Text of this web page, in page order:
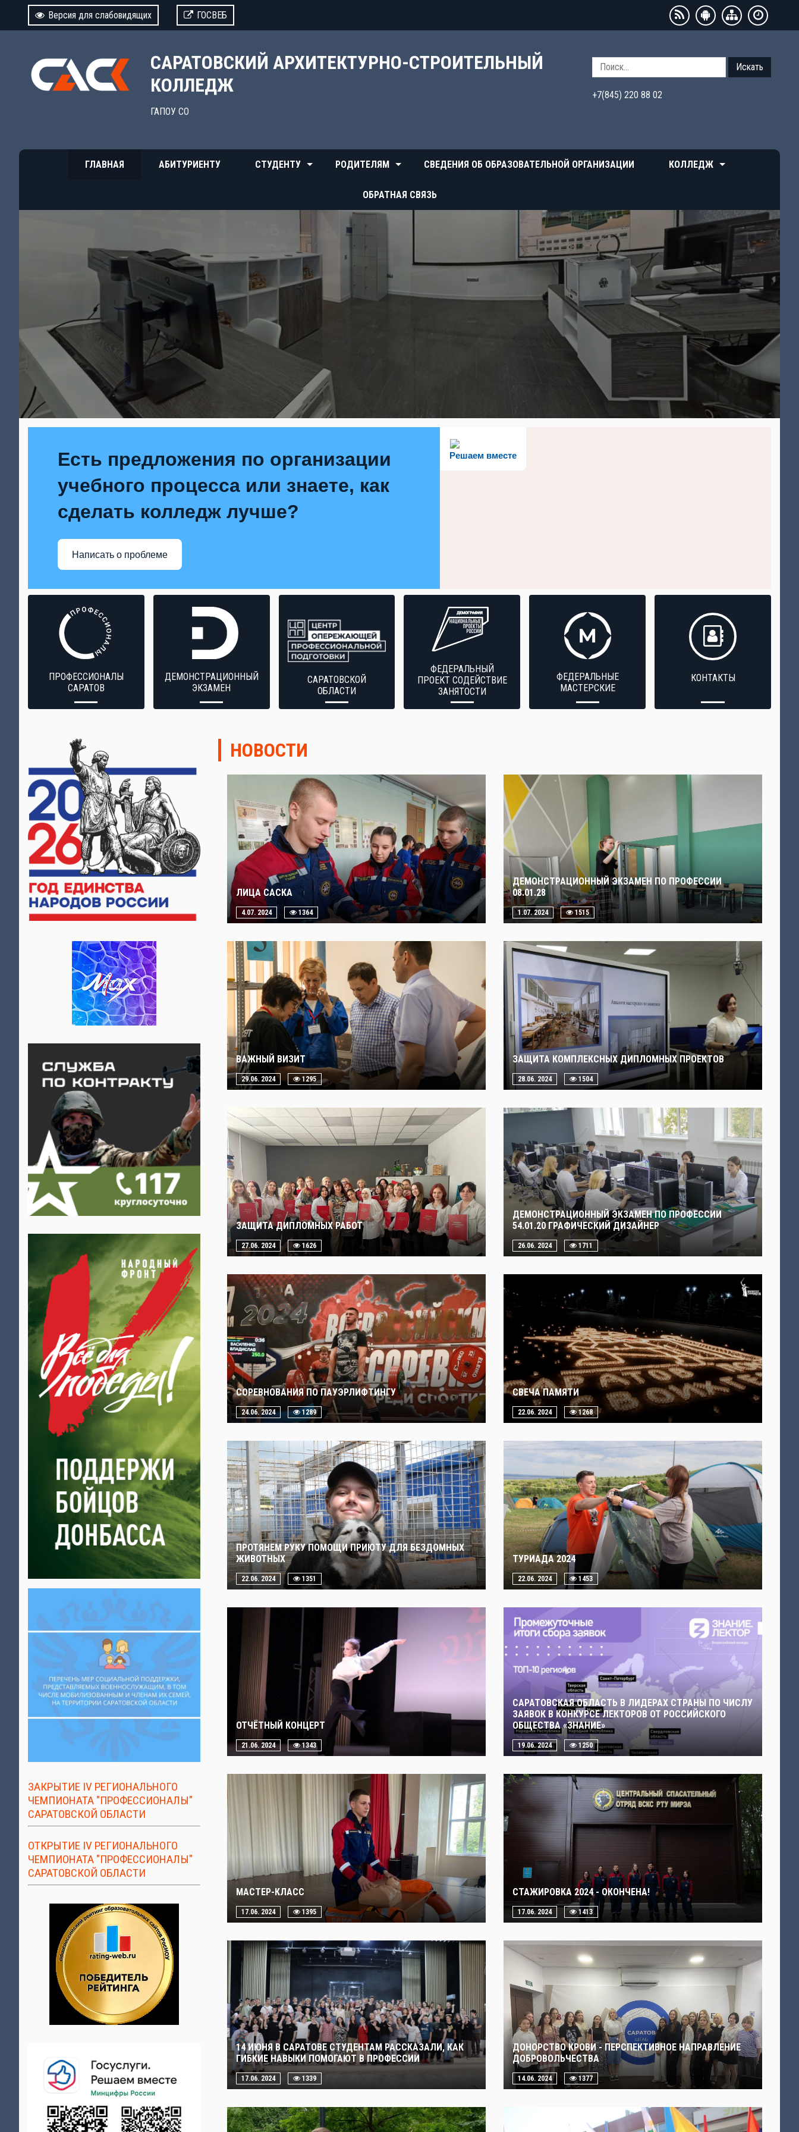
Версия для слабовидящих ГОСВЕБ
САРАТОВСКИЙ АРХИТЕКТУРНО-СТРОИТЕЛЬНЫЙ
КОЛЛЕДЖ
ГАПОУ СО
Искать
+7(845) 220 88 02
ГЛАВНАЯ АБИТУРИЕНТУ СТУДЕНТУ РОДИТЕЛЯМ СВЕДЕНИЯ ОБ ОБРАЗОВАТЕЛЬНОЙ ОРГАНИЗАЦИИ КОЛЛЕДЖ
ОБРАТНАЯ СВЯЗЬ
Решаем вместе
Есть предложения по организации
учебного процесса или знаете, как
сделать колледж лучше?
Написать о проблеме
ПРОФЕССИОНАЛЫ
САРАТОВ
ДЕМОНСТРАЦИОННЫЙ
ЭКЗАМЕН
САРАТОВСКОЙ
ОБЛАСТИ
ФЕДЕРАЛЬНЫЙ
ПРОЕКТ СОДЕЙСТВИЕ
ЗАНЯТОСТИ
ФЕДЕРАЛЬНЫЕ
МАСТЕРСКИЕ
КОНТАКТЫ
ЗАКРЫТИЕ IV РЕГИОНАЛЬНОГО
ЧЕМПИОНАТА "ПРОФЕССИОНАЛЫ"
САРАТОВСКОЙ ОБЛАСТИ
ОТКРЫТИЕ IV РЕГИОНАЛЬНОГО
ЧЕМПИОНАТА "ПРОФЕССИОНАЛЫ"
САРАТОВСКОЙ ОБЛАСТИ
НОВОСТИ
ЛИЦА САСКА
4.07. 2024 1364
ДЕМОНСТРАЦИОННЫЙ ЭКЗАМЕН ПО ПРОФЕССИИ
08.01.28
1.07. 2024 1515
ВАЖНЫЙ ВИЗИТ
29.06. 2024 1295
ЗАЩИТА КОМПЛЕКСНЫХ ДИПЛОМНЫХ ПРОЕКТОВ
28.06. 2024 1504
ЗАЩИТА ДИПЛОМНЫХ РАБОТ
27.06. 2024 1626
ДЕМОНСТРАЦИОННЫЙ ЭКЗАМЕН ПО ПРОФЕССИИ
54.01.20 ГРАФИЧЕСКИЙ ДИЗАЙНЕР
26.06. 2024 1711
СОРЕВНОВАНИЯ ПО ПАУЭРЛИФТИНГУ
24.06. 2024 1289
СВЕЧА ПАМЯТИ
22.06. 2024 1268
ПРОТЯНЕМ РУКУ ПОМОЩИ ПРИЮТУ ДЛЯ БЕЗДОМНЫХ
ЖИВОТНЫХ
22.06. 2024 1351
ТУРИАДА 2024
22.06. 2024 1453
ОТЧЁТНЫЙ КОНЦЕРТ
21.06. 2024 1343
САРАТОВСКАЯ ОБЛАСТЬ В ЛИДЕРАХ СТРАНЫ ПО ЧИСЛУ
ЗАЯВОК В КОНКУРСЕ ЛЕКТОРОВ ОТ РОССИЙСКОГО
ОБЩЕСТВА «ЗНАНИЕ»
19.06. 2024 1250
МАСТЕР-КЛАСС
17.06. 2024 1395
СТАЖИРОВКА 2024 - ОКОНЧЕНА!
17.06. 2024 1413
14 ИЮНЯ В САРАТОВЕ СТУДЕНТАМ РАССКАЗАЛИ, КАК
ГИБКИЕ НАВЫКИ ПОМОГАЮТ В ПРОФЕССИИ
17.06. 2024 1339
ДОНОРСТВО КРОВИ - ПЕРСПЕКТИВНОЕ НАПРАВЛЕНИЕ
ДОБРОВОЛЬЧЕСТВА
14.06. 2024 1377